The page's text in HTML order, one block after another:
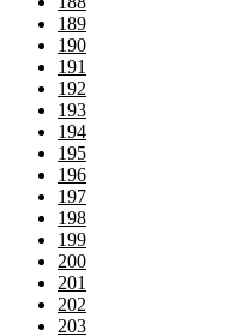
189
190
191
192
193
194
195
196
197
198
199
200
201
202
203